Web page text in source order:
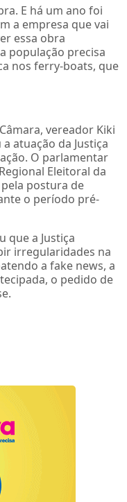
E há um ano foi
a empresa que vai
essa obra
população precisa
nos ferry-boats, que
vereador Kiki
atuação da Justiça
O parlamentar
Eleitoral da
pela postura de
o período pré-
que a Justiça
irregularidades na
a fake news, a
o pedido de